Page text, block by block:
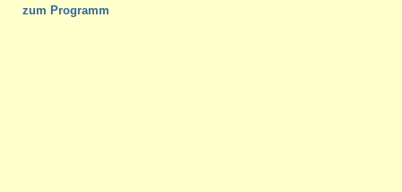
zum Programm